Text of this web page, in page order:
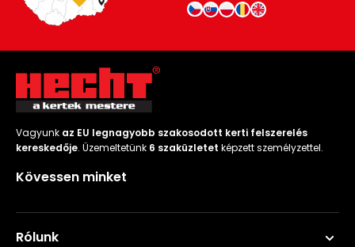
Vagyunk az EU legnagyobb szakosodott kerti felszerelés
kereskedője. Üzemeltetünk 6 szaküzletet képzett személyzettel.
Kövessen minket
Rólunk